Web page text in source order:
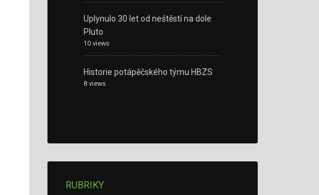
Uplynulo 30 let od neštěstí na dole
Pluto
10 views
Historie potápěčského týmu HBZS
8 views
RUBRIKY